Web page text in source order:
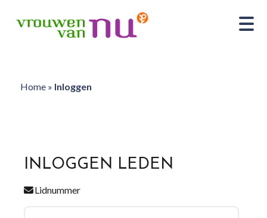
Home» Inloggen
INLOGGEN LEDEN
Lidnummer